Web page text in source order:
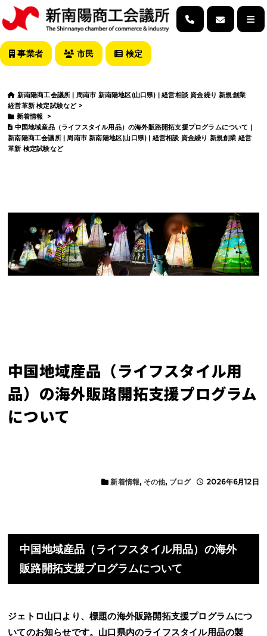
事業者 市民 検定
新南陽商工会議所 | 周南市 新南陽地区(山口県) | 経営相談 資金繰り 新規創業
経営革新 検定試験など>
新着情報
>
中国地域産品（ライフスタイル用品）の海外販路開拓支援プログラムについて |
新南陽商工会議所 | 周南市 新南陽地区(山口県) | 経営相談 資金繰り 新規創業 経営
革新 検定試験など
中国地域産品（ライフスタイル用
品）の海外販路開拓支援プログラム
について
2026年6月12日
新着情報, その他, ブログ
中国地域産品（ライフスタイル用品）の海外
販路開拓支援プログラムについて
ジェトロ山口より、標題の海外販路開拓支援プログラムにつ
いてのお知らせです。山口県内のライフスタイル用品の製